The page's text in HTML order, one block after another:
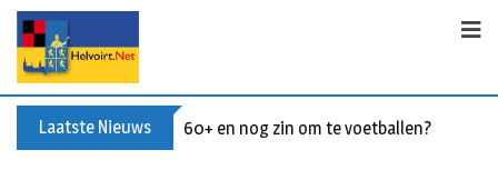
Laatste Nieuws 60+ en nog zin om te voetballen? Kom